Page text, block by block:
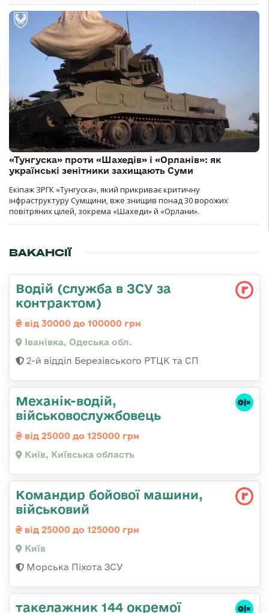
«Тунгуска» проти «Шахедів» і «Орланів»: як
українські зенітники захищають Суми
Екіпаж ЗРГК «Тунгуска», який прикриває критичну
інфраструктуру Сумщини, вже знищив понад 30 ворожих
повітряних цілей, зокрема «Шахеди» й «Орлани».
ВАКАНСІЇ
Водій (служба в ЗСУ за
контрактом)
від 30000 до 100000 грн
Іванівка, Одеська обл.
2-й відділ Березівського РТЦК та СП
Механік-водій,
військовослужбовець
від 25000 до 125000 грн
Київ, Київська область
Командиp бойової машини,
військовий
від 25000 до 125000 грн
Київ
Морська Піхота ЗСУ
такелажник 144 окремої